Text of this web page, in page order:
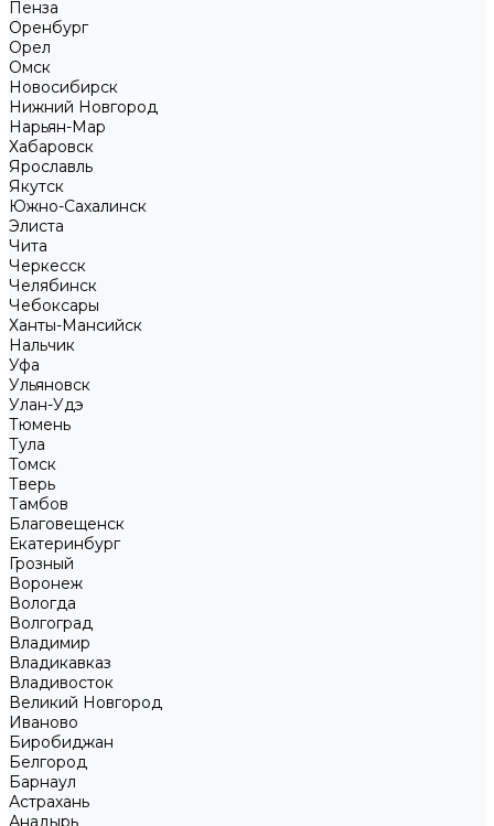
Пенза
Оренбург
Орел
Омск
Новосибирск
Нижний Новгород
Нарьян-Мар
Хабаровск
Ярославль
Якутск
Южно-Сахалинск
Элиста
Чита
Черкесск
Челябинск
Чебоксары
Ханты-Мансийск
Нальчик
Уфа
Ульяновск
Улан-Удэ
Тюмень
Тула
Томск
Тверь
Тамбов
Благовещенск
Екатеринбург
Грозный
Воронеж
Вологда
Волгоград
Владимир
Владикавказ
Владивосток
Великий Новгород
Иваново
Биробиджан
Белгород
Барнаул
Астрахань
Анадырь